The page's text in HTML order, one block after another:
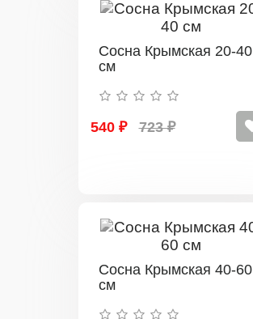
Сосна Крымская 20-40
см
540 ₽ 723 ₽
Сосна Крымская 40-60
см